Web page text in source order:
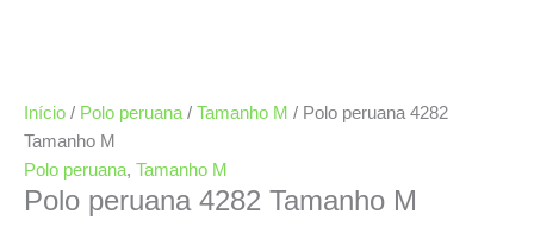
Início / Polo peruana / Tamanho M / Polo peruana 4282
Tamanho M
Polo peruana, Tamanho M
Polo peruana 4282 Tamanho M